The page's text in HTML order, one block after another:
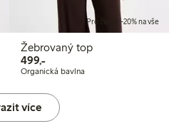
Pro členy: -20% na vše
Žebrovaný top
499,-499,00 Kč
Organická bavlna
více